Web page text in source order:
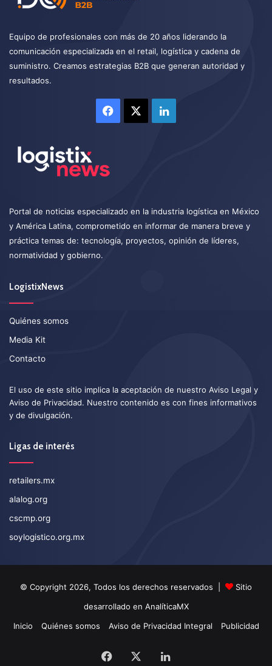
Equipo de profesionales con más de 20 años liderando la
comunicación especializada en el retail, logística y cadena de
suministro. Creamos estrategias B2B que generan autoridad y
resultados.
Facebook LinkedIn
Portal de noticias especializado en la industria logística en México
y América Latina, comprometido en informar de manera breve y
práctica temas de: tecnología, proyectos, opinión de líderes,
normatividad y gobierno.
LogistixNews
Quiénes somos
Media Kit
Contacto
El uso de este sitio implica la aceptación de nuestro Aviso Legal y
Aviso de Privacidad. Nuestro contenido es con fines informativos
y de divulgación.
Ligas de interés
retailers.mx
alalog.org
cscmp.org
soylogistico.org.mx
© Copyright 2026, Todos los derechos reservados |
Sitio
desarrollado en AnalíticaMX
Inicio
Quiénes somos Aviso de Privacidad Integral Publicidad
Facebook LinkedIn